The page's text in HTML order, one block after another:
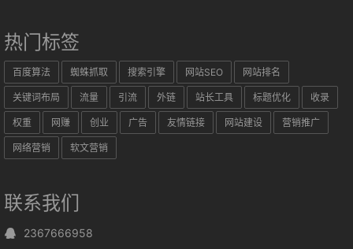
热门标签
百度算法 蜘蛛抓取 搜索引擎 网站SEO 网站排名
关键词布局 流量 引流 外链 站长工具 标题优化 收录
权重 网赚 创业 广告 友情链接 网站建设 营销推广
网络营销 软文营销
联系我们
2367666958